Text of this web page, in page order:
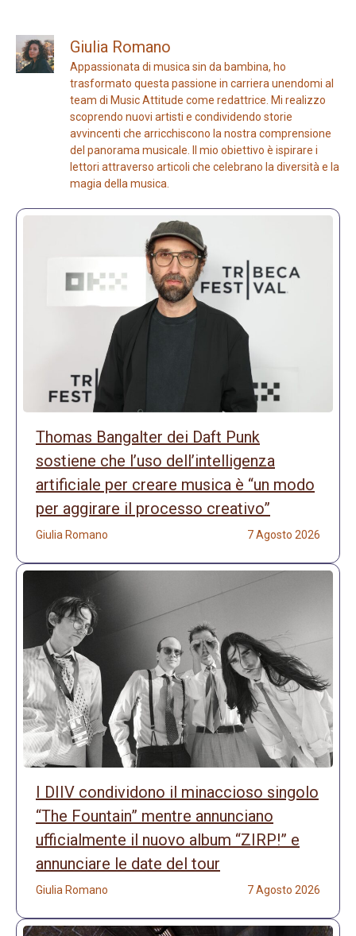
Giulia Romano
Appassionata di musica sin da bambina, ho
trasformato questa passione in carriera unendomi al
team di Music Attitude come redattrice. Mi realizzo
scoprendo nuovi artisti e condividendo storie
avvincenti che arricchiscono la nostra comprensione
del panorama musicale. Il mio obiettivo è ispirare i
lettori attraverso articoli che celebrano la diversità e la
magia della musica.
Thomas Bangalter dei Daft Punk
sostiene che l’uso dell’intelligenza
artificiale per creare musica è “un modo
per aggirare il processo creativo”
Giulia Romano 7 Agosto 2026
I DIIV condividono il minaccioso singolo
“The Fountain” mentre annunciano
ufficialmente il nuovo album “ZIRP!” e
annunciare le date del tour
Giulia Romano 7 Agosto 2026